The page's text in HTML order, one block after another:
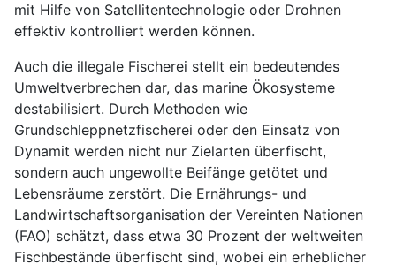
mit Hilfe von Satellitentechnologie oder Drohnen
effektiv kontrolliert werden können.
Auch die illegale Fischerei stellt ein bedeutendes
Umweltverbrechen dar, das marine Ökosysteme
destabilisiert. Durch Methoden wie
Grundschleppnetzfischerei oder den Einsatz von
Dynamit werden nicht nur Zielarten überfischt,
sondern auch ungewollte Beifänge getötet und
Lebensräume zerstört. Die Ernährungs- und
Landwirtschaftsorganisation der Vereinten Nationen
(FAO) schätzt, dass etwa 30 Prozent der weltweiten
Fischbestände überfischt sind, wobei ein erheblicher